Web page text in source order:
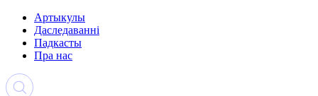
Артыкулы
Даследаванні
Падкасты
Пра нас